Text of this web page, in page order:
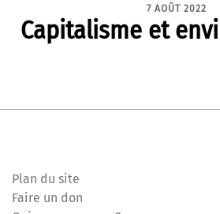
7 AOÛT 2022
Capitalisme et
Plan du site
Faire un don